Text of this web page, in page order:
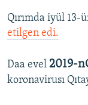
Qırımda iyül 13-
etilgen edi.
Daa evel 2019-
koronavirusı